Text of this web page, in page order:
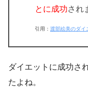
とに成功され
引用： 渡部絵美のダイ
ダイエットに成功さ
たよね。